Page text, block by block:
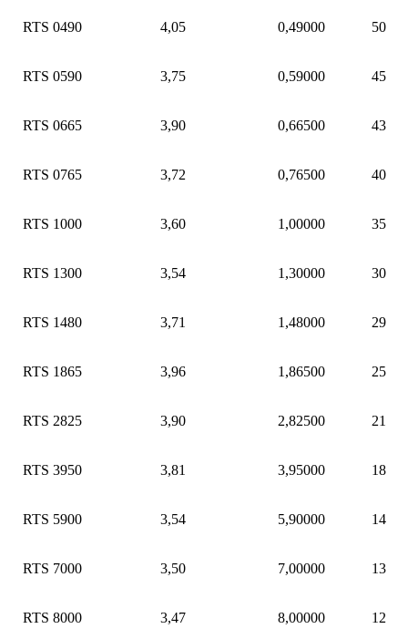
RTS 0490 4,05 0,49000 50
RTS 0590 3,75 0,59000 45
RTS 0665 3,90 0,66500 43
RTS 0765 3,72 0,76500 40
RTS 1000 3,60 1,00000 35
RTS 1300 3,54 1,30000 30
RTS 1480 3,71 1,48000 29
RTS 1865 3,96 1,86500 25
RTS 2825 3,90 2,82500 21
RTS 3950 3,81 3,95000 18
RTS 5900 3,54 5,90000 14
RTS 7000 3,50 7,00000 13
RTS 8000 3,47 8,00000 12